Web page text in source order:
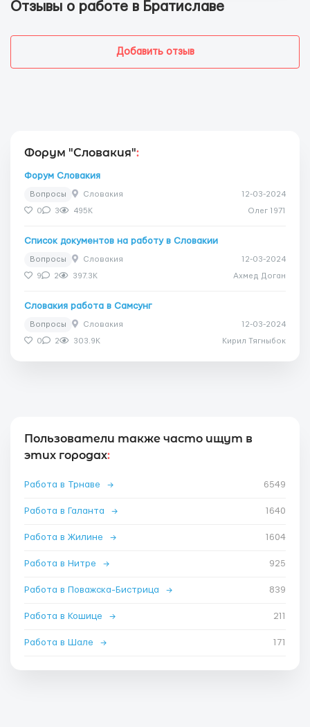
Отзывы о работе в Братиславе
Добавить отзыв
Форум "Словакия":
Форум Словакия
Вопросы Словакия 12-03-2024
0 3 495K Олег 1971
Список документов на работу в Словакии
Вопросы Словакия 12-03-2024
9 2 397.3K Ахмед Доган
Словакия работа в Самсунг
Вопросы Словакия 12-03-2024
0 2 303.9K Кирил Тягныбок
Пользователи также часто ищут в
этих городах:
Работа в Трнаве → 6549
Работа в Галанта → 1640
Работа в Жилине → 1604
Работа в Нитре → 925
Работа в Поважска-Бистрица → 839
Работа в Кошице → 211
Работа в Шале → 171